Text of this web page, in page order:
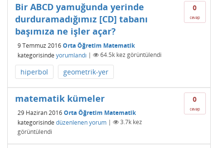
0
cevap
Bir ABCD yamuğunda yerinde
durduramadığımız [CD] tabanı
başımıza ne işler açar?
9 Temmuz 2016Orta Öğretim Matematik
kategorisinde yorumlandı | 64.5k kez görüntülendi
hiperbol geometrik-yer
0
cevap
matematik kümeler
29 Haziran 2016Orta Öğretim Matematik
kategorisinde düzenlenen yorum | 3.7k kez
görüntülendi